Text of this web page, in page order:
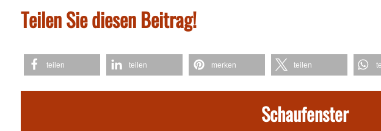
Teilen Sie diesen Beitrag!
teilen teilen merken teilen
Schaufenster